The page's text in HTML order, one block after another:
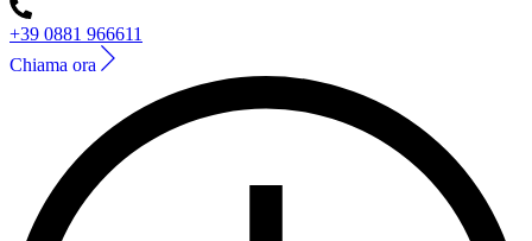
+39 0881 966611
Chiama ora